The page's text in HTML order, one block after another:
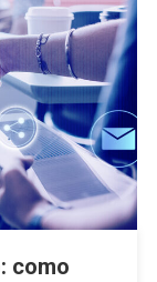
como